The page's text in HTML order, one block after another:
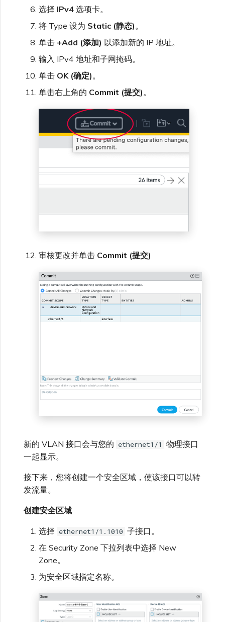
选择 IPv4 选项卡。
将 Type 设为 Static (静态) 。
单击 +Add (添加) 以添加新的 IP 地址。
输入 IPv4 地址和子网掩码。
单击 OK (确定) 。
单击右上角的 Commit (提交) 。
审核更改并单击 Commit (提交)
新的 VLAN 接口会与您的 ethernet1/1
物理接口
一起显示。
接下来，您将创建一个安全区域，使该接口可以转
发流量。
创建安全区域
选择 ethernet1/1.1010 子接口。
在 Security Zone 下拉列表中选择 New
Zone。
为安全区域指定名称。